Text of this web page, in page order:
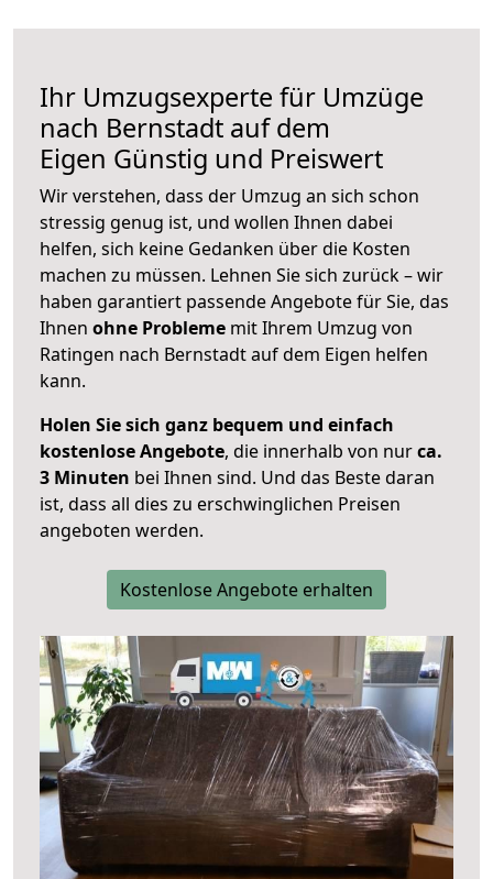
Ihr Umzugsexperte für Umzüge
nach Bernstadt auf dem
Eigen Günstig und Preiswert
Wir verstehen, dass der Umzug an sich schon
stressig genug ist, und wollen Ihnen dabei
helfen, sich keine Gedanken über die Kosten
machen zu müssen. Lehnen Sie sich zurück – wir
haben garantiert passende Angebote für Sie, das
Ihnen ohne Probleme mit Ihrem Umzug von
Ratingen nach Bernstadt auf dem Eigen helfen
kann.
Holen Sie sich ganz bequem und einfach
kostenlose Angebote, die innerhalb von nurca.
3 Minuten bei Ihnen sind. Und das Beste daran
ist, dass all dies zu erschwinglichen Preisen
angeboten werden.
Kostenlose Angebote erhalten